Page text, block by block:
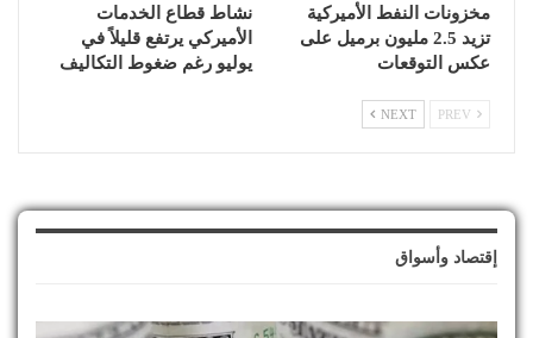
مخزونات النفط الأميركية
تزيد 2.5 مليون برميل على
عكس التوقعات
نشاط قطاع الخدمات
الأميركي يرتفع قليلاً في
يوليو رغم ضغوط التكاليف
NEXT
إقتصاد وأسواق